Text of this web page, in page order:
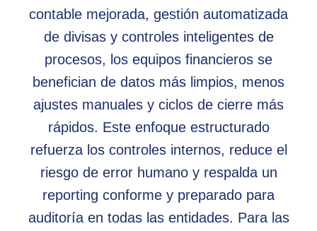
contable mejorada, gestión automatizada
de divisas y controles inteligentes de
procesos, los equipos financieros se
benefician de datos más limpios, menos
ajustes manuales y ciclos de cierre más
rápidos. Este enfoque estructurado
refuerza los controles internos, reduce el
riesgo de error humano y respalda un
reporting conforme y preparado para
auditoría en todas las entidades. Para las